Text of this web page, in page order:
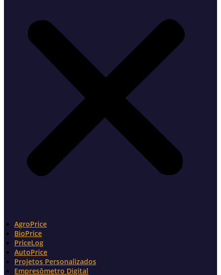
AgroPrice
BioPrice
PriceLog
AutoPrice
Projetos Personalizados
Empresômetro Digital